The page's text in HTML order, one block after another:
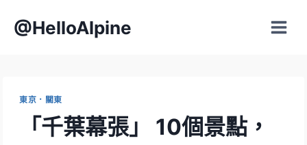
@HelloAlpine
東京．關東
「千葉幕張」 10個景點，